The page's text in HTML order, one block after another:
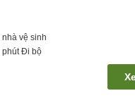
nhà vệ sinh
phútĐi bộ